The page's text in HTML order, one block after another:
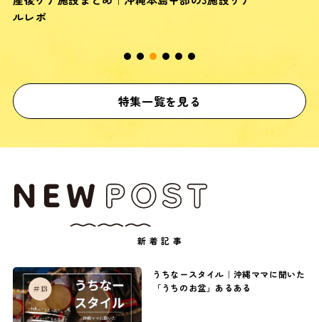
特集一覧を見る
新着記事
うちなースタイル｜沖縄ママに聞いた
「うちのお盆」あるある